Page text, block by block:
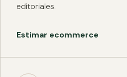
editoriales.
Estimar ecommerce